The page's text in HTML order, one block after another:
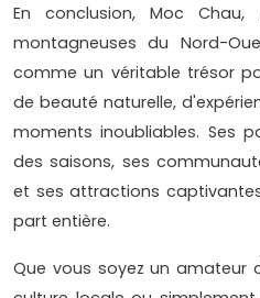
En conclusion, Moc
montagneuses du Nord-
comme un véritable trésor
de beauté naturelle,
moments inoubliables. Ses
des saisons, ses
et ses attractions
part entière.
Que vous soyez un amateur